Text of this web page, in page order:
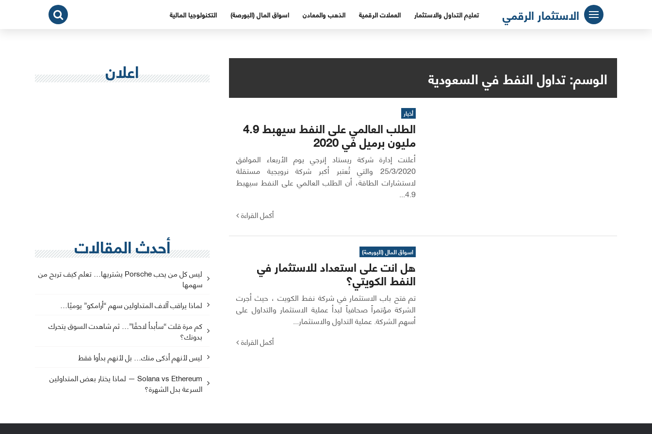
الاستثمار الرقمي تعليم التداول والاستثمار العملات الرقمية الذهب والمعادن اسواق المال (البورصة) التكنولوجيا المالية
الوسم:تداول النفط في السعودية
أخبار
الطلب العالمي على النفط سيهبط 4.9
مليون برميل في 2020
أعلنت إدارة شركة ريستاد إنرجي يوم الأربعاء الموافق
25/3/2020 والتي تُعتبر أكبر شركة نرويجية مستقلة
لاستشارات الطاقة، أن الطلب العالمي على النفط سيهبط
4.9...
أكمل القراءة
اسواق المال (البورصة)
هل انت على استعداد للاستثمار في
النفط الكويتي؟
تم فتح باب الاستثمار في شركة نفط الكويت ، حيث أجرت
الشركة مؤتمراً صحافياً لبدأ عملية الاستثمار والتداول على
أسهم الشركة. عملية التداول والاستثمار...
أكمل القراءة
اعلان
أحدث المقالات
ليس كل من يحب Porsche يشتريها… تعلم كيف تربح من
سهمها
لماذا يراقب آلاف المتداولين سهم “أرامكو” يوميًا…
كم مرة قلت “سأبدأ لاحقًا”… ثم شاهدت السوق يتحرك
بدونك؟
ليس لأنهم أذكى منك… بل لأنهم بدأوا فقط
Solana vs Ethereum — لماذا يختار بعض المتداولين
السرعة بدل الشهرة؟